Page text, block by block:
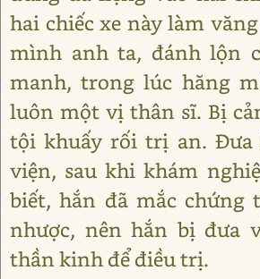
hai chiếc xe này làm
mình anh ta, đánh lộn
manh, trong lúc hăng
luôn một vị thân sĩ. Bị
tội khuấy rối trị an. Đưa
viện, sau khi khám
biết, hắn đã mắc chứng
nhược, nên hắn bị đưa
thần kinh để điều trị.